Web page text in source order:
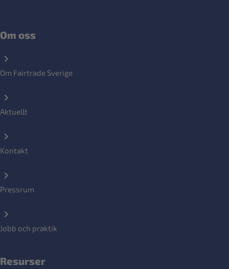
Om oss
Om Fairtrade Sverige
Aktuellt
Kontakt
Pressrum
Jobb och praktik
Resurser